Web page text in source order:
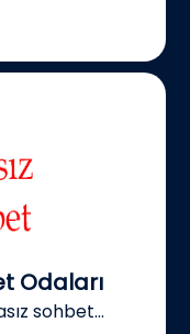
Odaları
sohbet...